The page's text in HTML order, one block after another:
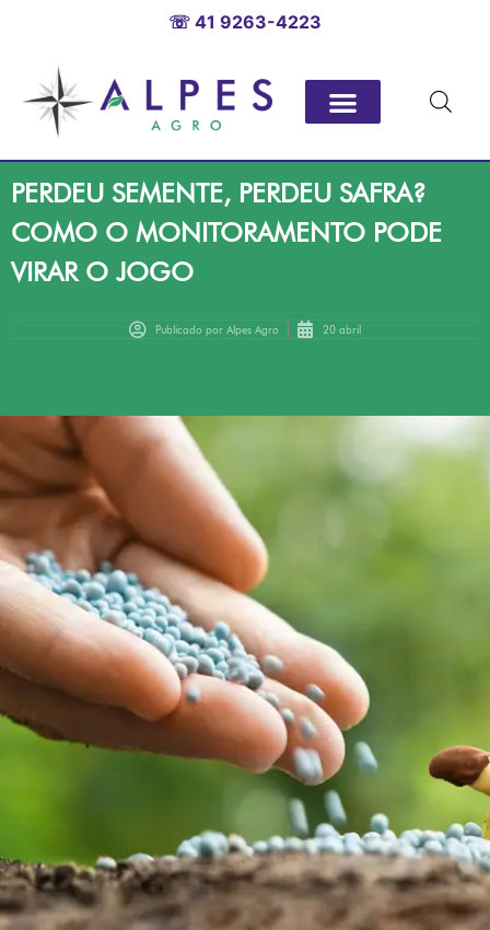
☏ 41 9263-4223
PERDEU SEMENTE, PERDEU SAFRA?
COMO O MONITORAMENTO PODE
VIRAR O JOGO
Publicado por Alpes Agro 20 abril